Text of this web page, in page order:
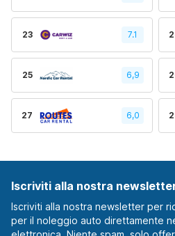
23 7.1
25 6,9
27 6,0
Iscriviti alla nostra
Iscriviti alla nostra newsletter per
per il noleggio auto direttamente